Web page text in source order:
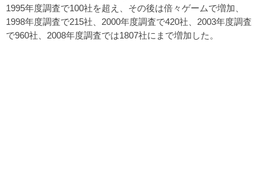
1995年度調査で100社を超え、その後は倍々ゲームで増加、
1998年度調査で215社、2000年度調査で420社、2003年度調査
で960社、2008年度調査では1807社にまで増加した。